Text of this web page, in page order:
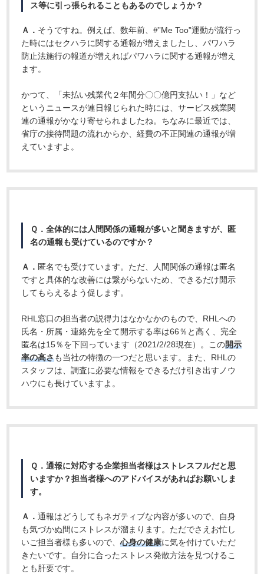
ス等に引っ張られることもあるのでしょうか？
Ａ． そうですね。例えば、数年前、#”Me Too”運動が流行っ
た時にはセクハラに関する通報が増えましたし、パワハラ
防止法施行の報道が増えればパワハラに関する通報が増え
ます。
かつて、「未払い残業代２年間分〇〇億円支払い！」など
というニュースが連日報じられた時には、サービス残業関
連の通報がかなり寄せられましたね。ちなみに最近では、
省庁の接待問題の流れからか、経費の不正関連の通報が増
えていますよ。
Ｑ．全体的には人間関係の通報が多いと聞きますが、匿
名の通報も受けているのですか？
Ａ． 匿名でも受けています。ただ、人間関係の通報は匿名
ですと具体的な改善には繋がらないため、できるだけ開示
してもらえるよう促します。
RHL窓口の担当者の説得力はなかなかのもので、RHLへの
氏名・所属・連絡先を全て開示する率は66％と高く、完全
匿名は15％を下回っています（2021/2/28現在）。この開示
率の高さも当社の特徴の一つだと思います。また、RHLの
スタッフは、調査に必要な情報をできるだけ引き出すノウ
ハウにも長けていますよ。
Ｑ．通報に対応する企業担当者様はストレスフルだと思
いますか？担当者様へのアドバイスがあればお願いしま
す。
Ａ．通報はどうしてもネガティブな内容が多いので、自身
も気づかぬ間にストレスが溜まります。ただでさえお忙し
いご担当者様も多いので、心身の健康に気を付けていただ
きたいです。自分に合ったストレス発散方法を見つけるこ
とも肝要です。